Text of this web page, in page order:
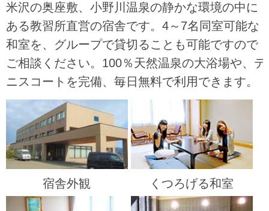
米沢の奥座敷、小野川温泉の静かな環境の中に
ある教習所直営の宿舎です。4～7名同室可能な
和室を、グループで貸切ることも可能ですので
ご相談ください。100％天然温泉の大浴場や、テ
ニスコートを完備、毎日無料で利用できます。
宿舎外観 くつろげる和室